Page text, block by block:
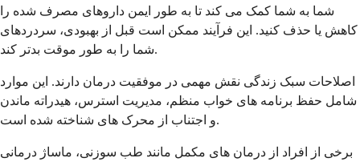
شما به شما کمک می کند تا به طور ایمن داروهای مصرف شده را
کاهش یا حذف کنید. این فرآیند ممکن است قبل از بهبودی، سردردهای
شما را به طور موقت بدتر کند.
اصلاحات سبک زندگی نقش مهمی در موفقیت درمان دارند. این موارد
شامل حفظ برنامه های خواب منظم، مدیریت استرس، هیدراته ماندن
و اجتناب از محرک های شناخته شده است.
برخی از افراد از درمان های مکمل مانند طب سوزنی، ماساژ درمانی